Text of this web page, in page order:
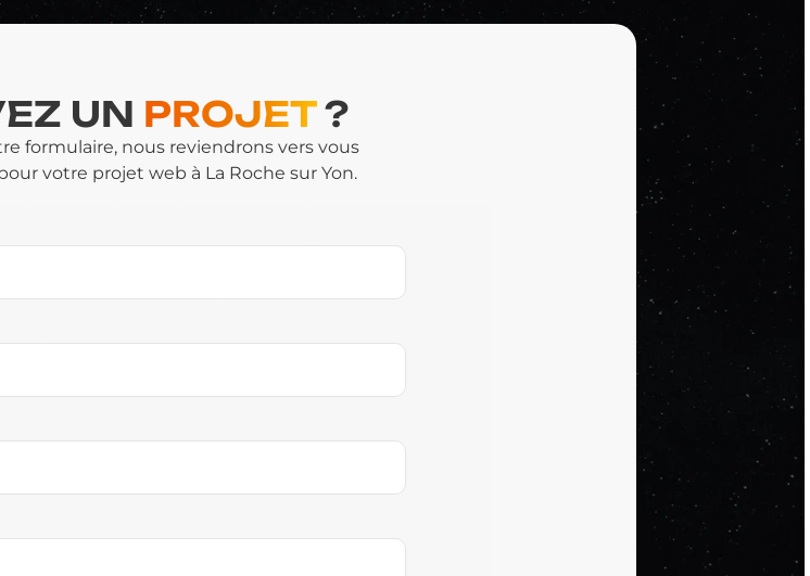
UN PROJET?
formulaire, nous reviendrons vers vous
votre projet web à La Roche sur Yon.